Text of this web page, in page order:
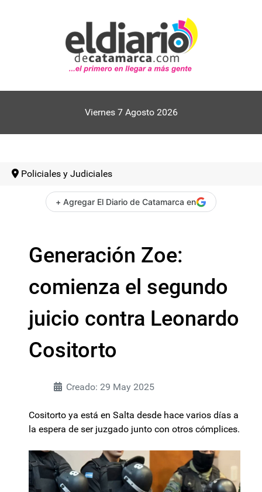
Viernes 7 Agosto 2026
Policiales y Judiciales
+ Agregar El Diario de Catamarca en
Generación Zoe:
comienza el segundo
juicio contra Leonardo
Cositorto
Creado: 29 May 2025
Cositorto ya está en Salta desde hace varios días a
la espera de ser juzgado junto con otros cómplices.